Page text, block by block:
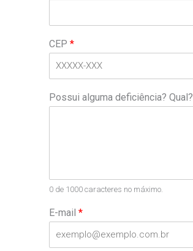
CEP *
Possui alguma deficiência? Qual?
0 de 1000 caracteres no máximo.
E-mail *